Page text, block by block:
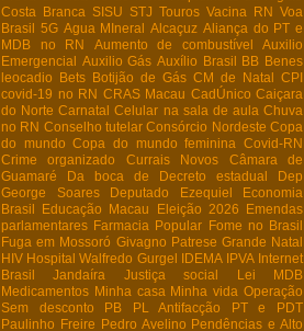
Costa Branca
SISU STJ Touros Vacina RN Voa
Brasil 5G Agua MIneral Alcaçuz Aliança do PT e
MDB no RN
Aumento de combustível
Auxilio
Emergencial Auxilio Gás Auxílio Brasil BB Benes
leocadio
Bets Botijão de Gás CM de Natal CPI
covid-19 no RN CRAS Macau CadÚnico Caiçara
do Norte Carnatal Celular na sala de aula Chuva
no RN Conselho tutelar Consórcio Nordeste Copa
do mundo Copa do mundo feminina
Covid-RN
Crime organizado
Currais Novos
Câmara de
Guamaré
Da boca de Decreto estadual
Dep
George Soares
Deputado Ezequiel
Economia
Brasil
Educação Macau Eleição 2026
Emendas
parlamentares Farmacia Popular Fome no Brasil
Fuga em Mossoró Givagno Patrese Grande Natal
HIV Hospital Walfredo Gurgel IDEMA IPVA Internet
Brasil
Jandaíra Justiça social Lei
MDB
Medicamentos Minha casa Minha vida Operação
Sem desconto
PB PL Antifacção
PT e PDT
Paulinho Freire Pedro Avelino Pendências e Alto